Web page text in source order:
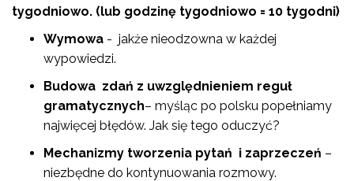
tygodniowo. (lub godzinę tygodniowo = 10 tygodni)
Wymowa - jakże nieodzowna w każdej
wypowiedzi.
Budowa zdań z uwzględnieniem reguł
gramatycznych– myśląc po polsku popełniamy
najwięcej błędów. Jak się tego oduczyć?
Mechanizmy tworzenia pytań i zaprzeczeń –
niezbędne do kontynuowania rozmowy.